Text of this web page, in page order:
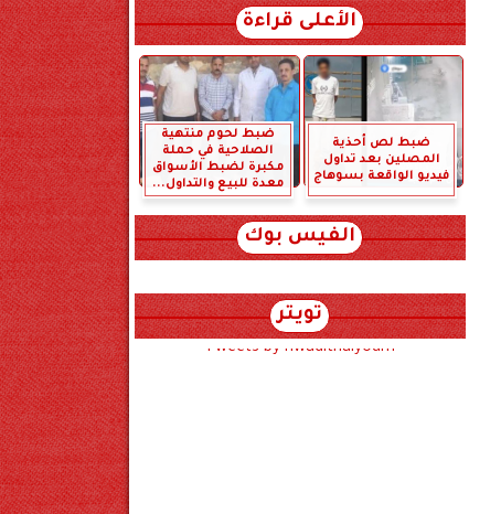
الأعلى قراءة
ضبط لص أحذية
المصلين بعد تداول
فيديو الواقعة بسوهاج
ضبط لحوم منتهية
الصلاحية في حملة
مكبرة لضبط الأسواق
معدة للبيع والتداول...
الفيس بوك
تويتر
Tweets by hwadithalyoum